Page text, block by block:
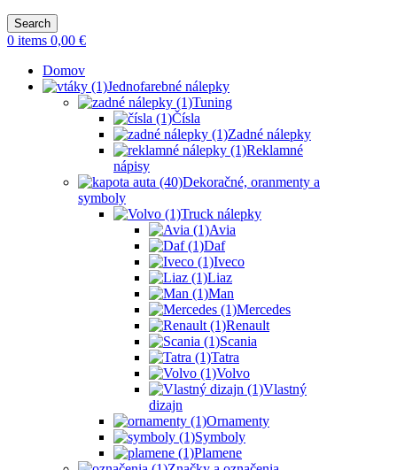
Search
0 items 0,00 €
Domov
Jednofarebné nálepky
Tuning
Čísla
Zadné nálepky
Reklamné
nápisy
Dekoračné, oranmenty a
symboly
Truck nálepky
Avia
Daf
Iveco
Liaz
Man
Mercedes
Renault
Scania
Tatra
Volvo
Vlastný
dizajn
Ornamenty
Symboly
Plamene